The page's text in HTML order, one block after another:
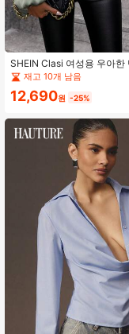
SHEIN Clasi 여성용 우아한
슬리브 블라우스, 가을
재고 10개 남음
12,690원 -25%